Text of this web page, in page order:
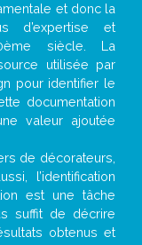
et donc la
d’expertise et
siècle. La
utilisée par
pour identifier le
documentation
valeur ajoutée
de décorateurs,
l’identification
est une tâche
suffit de décrire
obtenus et